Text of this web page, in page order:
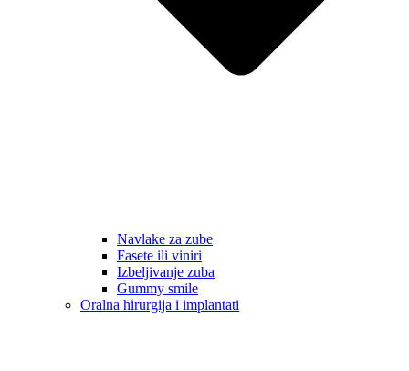
Navlake za zube
Fasete ili viniri
Izbeljivanje zuba
Gummy smile
Oralna hirurgija i implantati